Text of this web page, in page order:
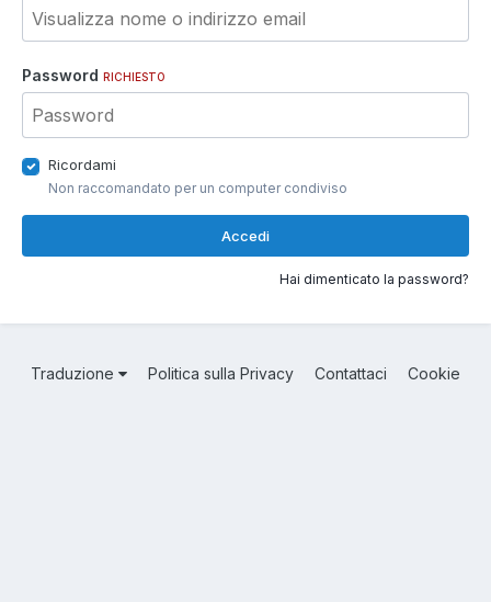
Password RICHIESTO
Ricordami
Non raccomandato per un computer condiviso
Accedi
Hai dimenticato la password?
Traduzione Politica sulla Privacy Contattaci Cookie